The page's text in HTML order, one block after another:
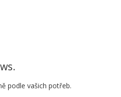
podle vašich potřeb.